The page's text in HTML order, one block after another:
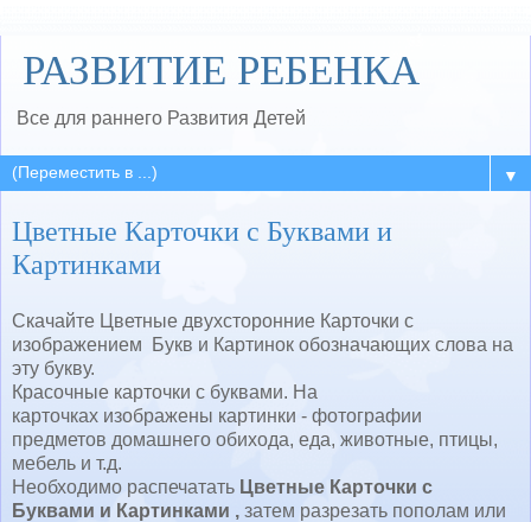
РАЗВИТИЕ РЕБЕНКА
Все для раннего Развития Детей
▼
Цветные Карточки с Буквами и
Картинками
Скачайте Цветные двухсторонние Карточки с
изображением Букв и Картинок обозначающих слова на
эту букву.
Красочные карточки с буквами. На
карточках изображены картинки - фотографии
предметов домашнего обихода, еда, животные, птицы,
мебель и т.д.
Необходимо распечатать Цветные Карточки с
Буквами и Картинками , затем разрезать пополам или